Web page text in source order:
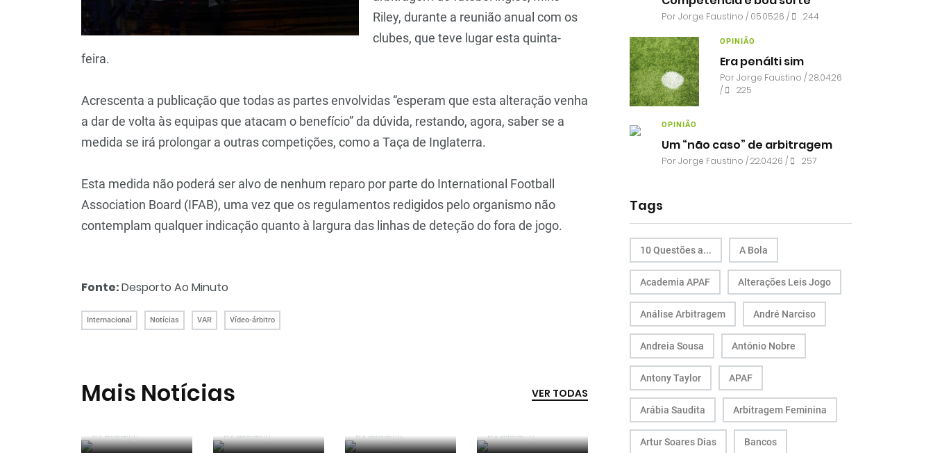
Riley, durante a reunião anual com os
clubes, que teve lugar esta quinta-
feira.
Acrescenta a publicação que todas as partes envolvidas “esperam que esta alteração venha
a dar de volta às equipas que atacam o benefício” da dúvida, restando, agora, saber se a
medida se irá prolongar a outras competições, como a Taça de Inglaterra.
Esta medida não poderá ser alvo de nenhum reparo por parte do International Football
Association Board (IFAB), uma vez que os regulamentos redigidos pelo organismo não
contemplam qualquer indicação quanto à largura das linhas de deteção do fora de jogo.
Fonte:Desporto Ao Minuto
Internacional Notícias VAR Vídeo-árbitro
Mais Notícias VER TODAS
João Pinheiro
momento mais
Por RefereeTip
João Pinheiro
Mundial 2026
Por RefereeTip
possam "ajudar"
Por RefereeTip
Vídeo: árbitro
a... fazer um
Por RefereeTip
Sérgio Soares na
Os árbitros
Filipa Prata
Inédito na
PorJorge Faustino / 05.05.26 / 244
OPINIÃO
Era penálti sim
PorJorge Faustino / 28.04.26
/
225
OPINIÃO
Um “não caso” de arbitragem
PorJorge Faustino / 22.04.26 / 257
Tags
10 Questões a... A Bola
Academia APAF Alterações Leis Jogo
Análise Arbitragem André Narciso
Andreia Sousa António Nobre
Antony Taylor APAF
Arábia Saudita Arbitragem Feminina
Artur Soares Dias Bancos